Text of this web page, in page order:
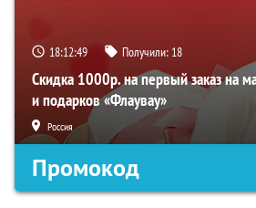
18:12:48 Получили: 18
Скидка 1000р. на первый заказ на
и подарков «Флаувау»
Россия
Промокод